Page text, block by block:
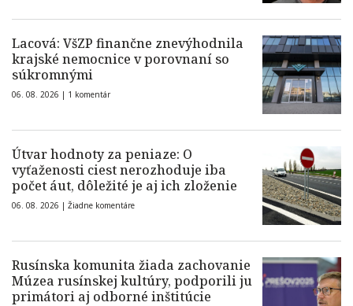
Lacová: VšZP finančne znevýhodnila
krajské nemocnice v porovnaní so
súkromnými
06. 08. 2026 | 1 komentár
Útvar hodnoty za peniaze: O
vyťaženosti ciest nerozhoduje iba
počet áut, dôležité je aj ich zloženie
06. 08. 2026 | Žiadne komentáre
Rusínska komunita žiada zachovanie
Múzea rusínskej kultúry, podporili ju
primátori aj odborné inštitúcie